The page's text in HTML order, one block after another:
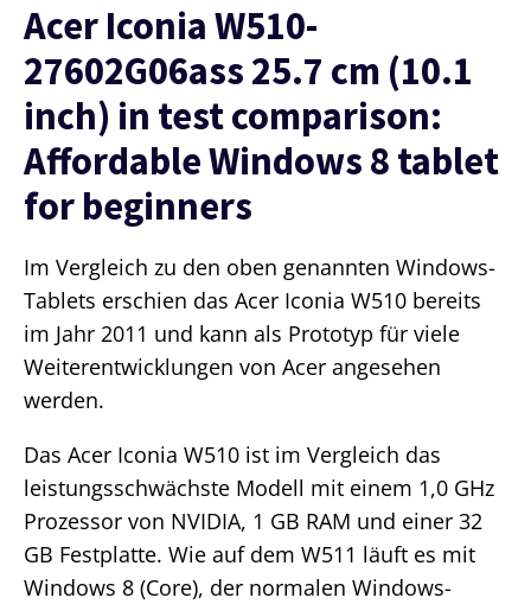
Acer Iconia W510-
27602G06ass 25.7 cm (10.1
inch) in test comparison:
Affordable Windows 8 tablet
for beginners
Im Vergleich zu den oben genannten Windows-
Tablets erschien das Acer Iconia W510 bereits
im Jahr 2011 und kann als Prototyp für viele
Weiterentwicklungen von Acer angesehen
werden.
Das Acer Iconia W510 ist im Vergleich das
leistungsschwächste Modell mit einem 1,0 GHz
Prozessor von NVIDIA, 1 GB RAM und einer 32
GB Festplatte. Wie auf dem W511 läuft es mit
Windows 8 (Core), der normalen Windows-